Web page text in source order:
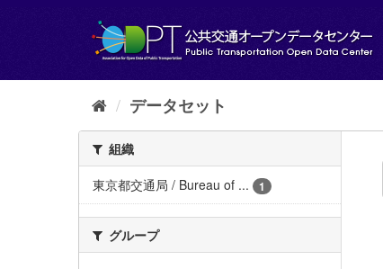
し
データセット
組織
東京都交通局 / Bureau of ...
1
グループ